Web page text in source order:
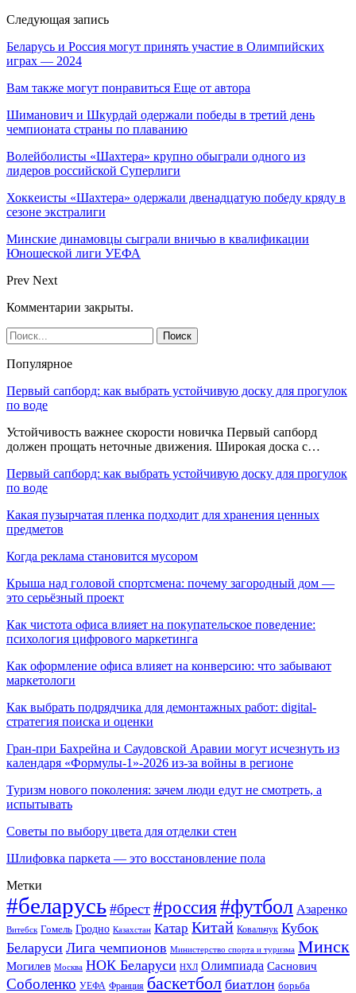
Следующая запись
Беларусь и Россия могут принять участие в Олимпийских
играх — 2024
Вам также могут понравиться Еще от автора
Шиманович и Шкурдай одержали победы в третий день
чемпионата страны по плаванию
Волейболисты «Шахтера» крупно обыграли одного из
лидеров российской Суперлиги
Хоккеисты «Шахтера» одержали двенадцатую победу кряду в
сезоне экстралиги
Минские динамовцы сыграли вничью в квалификации
Юношеской лиги УЕФА
Prev Next
Комментарии закрыты.
Популярное
Первый сапборд: как выбрать устойчивую доску для прогулок
по воде
Устойчивость важнее скорости новичка Первый сапборд
должен прощать неточные движения. Широкая доска с…
Первый сапборд: как выбрать устойчивую доску для прогулок
по воде
Какая пузырчатая пленка подходит для хранения ценных
предметов
Когда реклама становится мусором
Крыша над головой спортсмена: почему загородный дом —
это серьёзный проект
Как чистота офиса влияет на покупательское поведение:
психология цифрового маркетинга
Как оформление офиса влияет на конверсию: что забывают
маркетологи
Как выбрать подрядчика для демонтажных работ: digital-
стратегия поиска и оценки
Гран-при Бахрейна и Саудовской Аравии могут исчезнуть из
календаря «Формулы-1»-2026 из-за войны в регионе
Туризм нового поколения: зачем люди едут не смотреть, а
испытывать
Советы по выбору цвета для отделки стен
Шлифовка паркета — это восстановление пола
Метки
#беларусь #брест #россия#футбол Азаренко
Витебск Гомель Гродно Казахстан Катар Китай Ковальчук Кубок
Беларуси Лига чемпионов Министерство спорта и туризма Минск
Могилев Москва НОК Беларуси НХЛ Олимпиада Саснович
Соболенко УЕФА Франция баскетбол биатлон борьба